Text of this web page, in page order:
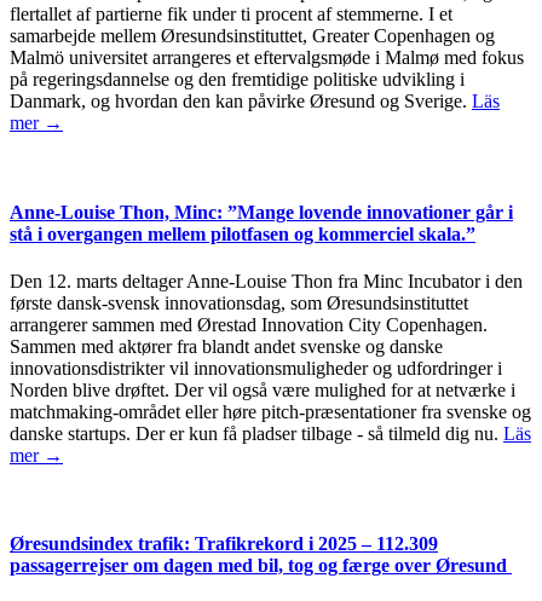
flertallet af partierne fik under ti procent af stemmerne. I et
samarbejde mellem Øresundsinstituttet, Greater Copenhagen og
Malmö universitet arrangeres et eftervalgsmøde i Malmø med fokus
på regeringsdannelse og den fremtidige politiske udvikling i
Danmark, og hvordan den kan påvirke Øresund og Sverige. Läs
mer →
Anne-Louise Thon, Minc: ”Mange lovende innovationer går i
stå i overgangen mellem pilotfasen og kommerciel skala.”
Den 12. marts deltager Anne-Louise Thon fra Minc Incubator i den
første dansk-svensk innovationsdag, som Øresundsinstituttet
arrangerer sammen med Ørestad Innovation City Copenhagen.
Sammen med aktører fra blandt andet svenske og danske
innovationsdistrikter vil innovationsmuligheder og udfordringer i
Norden blive drøftet. Der vil også være mulighed for at netværke i
matchmaking-området eller høre pitch-præsentationer fra svenske og
danske startups. Der er kun få pladser tilbage - så tilmeld dig nu. Läs
mer →
Øresundsindex trafik: Trafikrekord i 2025 – 112.309
passagerrejser om dagen med bil, tog og færge over Øresund